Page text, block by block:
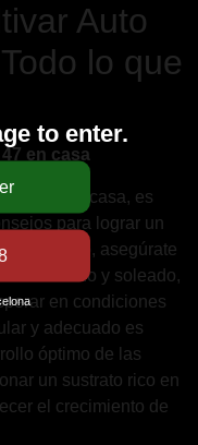
Auto
lo que
en casa
47 en casa, es
para lograr un
Primero, asegúrate
cálido y soleado,
en condiciones
y adecuado es
óptimo de las
un sustrato rico en
el crecimiento de
to enter.